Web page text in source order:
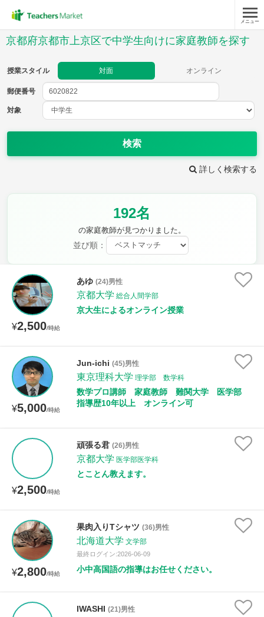
メニュー
京都府京都市上京区で中学生向けに家庭教師を探す
授業スタイル 対面 オンライン
郵便番号
対象
検索
詳しく検索する
192名
の家庭教師が見つかりました。
並び順：
¥2,500/時給
あゆ (24)男性
京都大学 総合人間学部
京大生によるオンライン授業
¥5,000/時給
Jun-ichi (45)男性
東京理科大学 理学部 数学科
数学プロ講師 家庭教師 難関大学 医学部
指導歴10年以上 オンライン可
¥2,500/時給
頑張る君 (26)男性
京都大学 医学部医学科
とことん教えます。
¥2,800/時給
果肉入りTシャツ (36)男性
北海道大学 文学部
最終ログイン:2026-06-09
小中高国語の指導はお任せください。
IWASHI (21)男性
郵便番号
教科
現代文 古典
公民 芸術 音楽 保健体育
時給：¥1,000 ～ ¥10,000
授業可能日
月曜日 火曜日 水曜日 木曜日
土曜日 日曜日
距離：15km以内
年齢：18-101歳